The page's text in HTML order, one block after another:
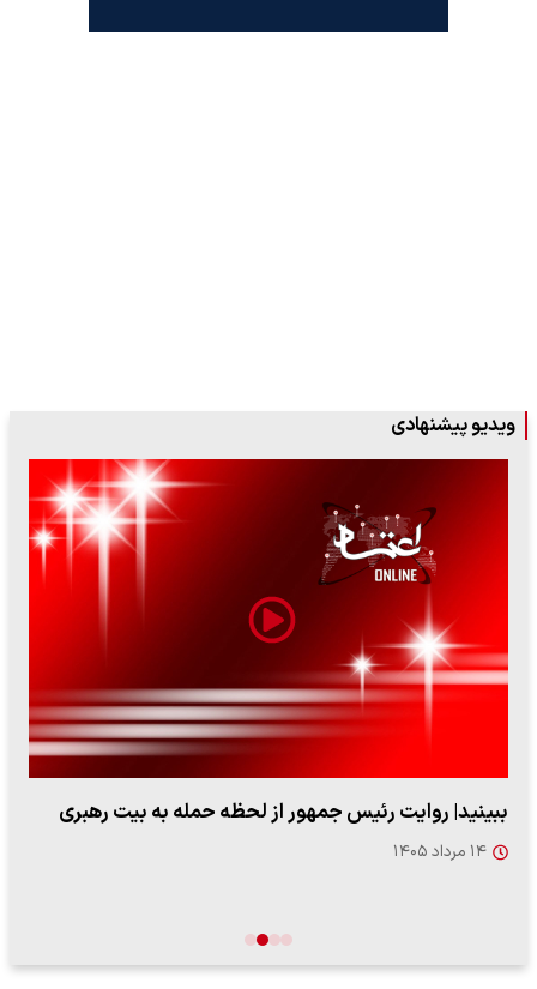
ویدیو پیشنهادی
ببینید| روایت رئیس جمهور از لحظه حمله به بیت رهبری
۱۴ مرداد ۱۴۰۵